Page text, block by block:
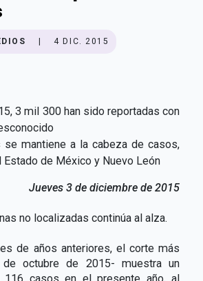
4 DIC. 2015
3 mil 300 han sido reportadas con
se mantiene a la cabeza de casos,
Estado de México y Nuevo León
Jueves 3 de diciembre de 2015
no localizadas continúa al alza.
de años anteriores, el corte más
octubre de 2015- muestra un
116 casos en el presente año, al